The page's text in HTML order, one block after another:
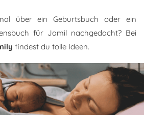
über ein Geburtsbuch oder ein
für Jamil nachgedacht? Bei
findest du tolle Ideen.